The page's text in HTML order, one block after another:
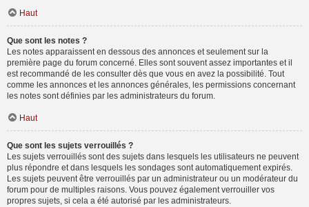
Haut
Que sont les notes ?
Les notes apparaissent en dessous des annonces et seulement sur la
première page du forum concerné. Elles sont souvent assez importantes et il
est recommandé de les consulter dès que vous en avez la possibilité. Tout
comme les annonces et les annonces générales, les permissions concernant
les notes sont définies par les administrateurs du forum.
Haut
Que sont les sujets verrouillés ?
Les sujets verrouillés sont des sujets dans lesquels les utilisateurs ne peuvent
plus répondre et dans lesquels les sondages sont automatiquement expirés.
Les sujets peuvent être verrouillés par un administrateur ou un modérateur du
forum pour de multiples raisons. Vous pouvez également verrouiller vos
propres sujets, si cela a été autorisé par les administrateurs.